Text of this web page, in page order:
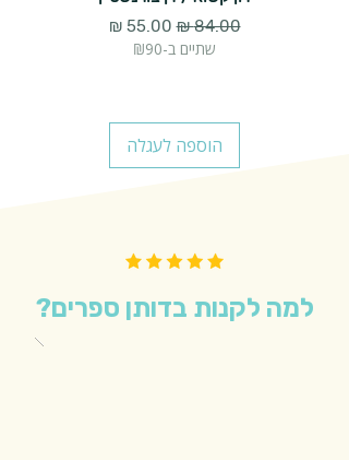
מחיר רגיל‏84.00 ‏₪ מחיר מבצע
שתיים ב-₪90
הוספה לעגלה
למה לקנות בדותן ספרים?